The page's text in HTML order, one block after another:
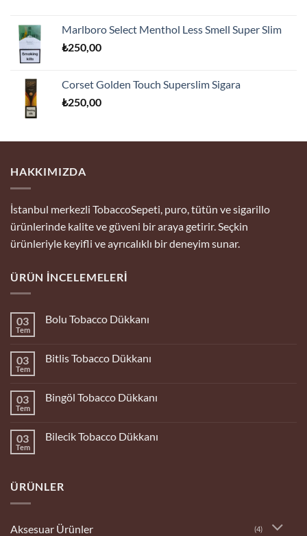
Marlboro Select Menthol Less Smell Super Slim
₺250,00
Corset Golden Touch Superslim Sigara
₺250,00
HAKKIMIZDA
İstanbul merkezli TobaccoSepeti, puro, tütün ve sigarillo
ürünlerinde kalite ve güveni bir araya getirir. Seçkin
ürünleriyle keyifli ve ayrıcalıklı bir deneyim sunar.
ÜRÜN İNCELEMELERI
03
Tem
Bolu Tobacco Dükkanı
Tobacco
03
Tem
Bitlis Tobacco Dükkanı
Tobacco
03
Tem
Bingöl Tobacco Dükkanı
Tobacco
03
Tem
Bilecik Tobacco Dükkanı
Dükkanı
ÜRÜNLER
Aksesuar Ürünler (4)